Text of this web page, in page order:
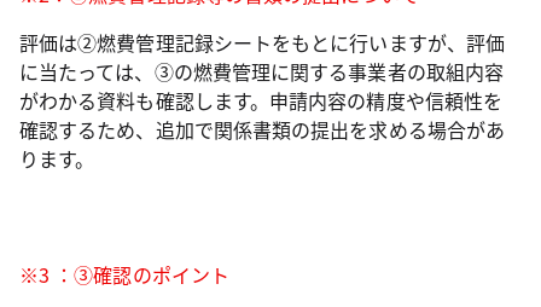
評価は②燃費管理記録シートをもとに行いますが、評価
に当たっては、③の燃費管理に関する事業者の取組内容
がわかる資料も確認します。申請内容の精度や信頼性を
確認するため、追加で関係書類の提出を求める場合があ
ります。
※3 ：③確認のポイント